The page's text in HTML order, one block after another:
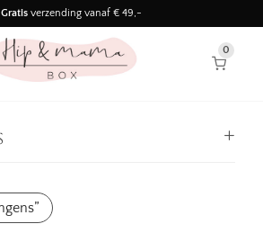
Gratisverzending vanaf € 49,-
Binnen 3 werkdagen in huis!
0